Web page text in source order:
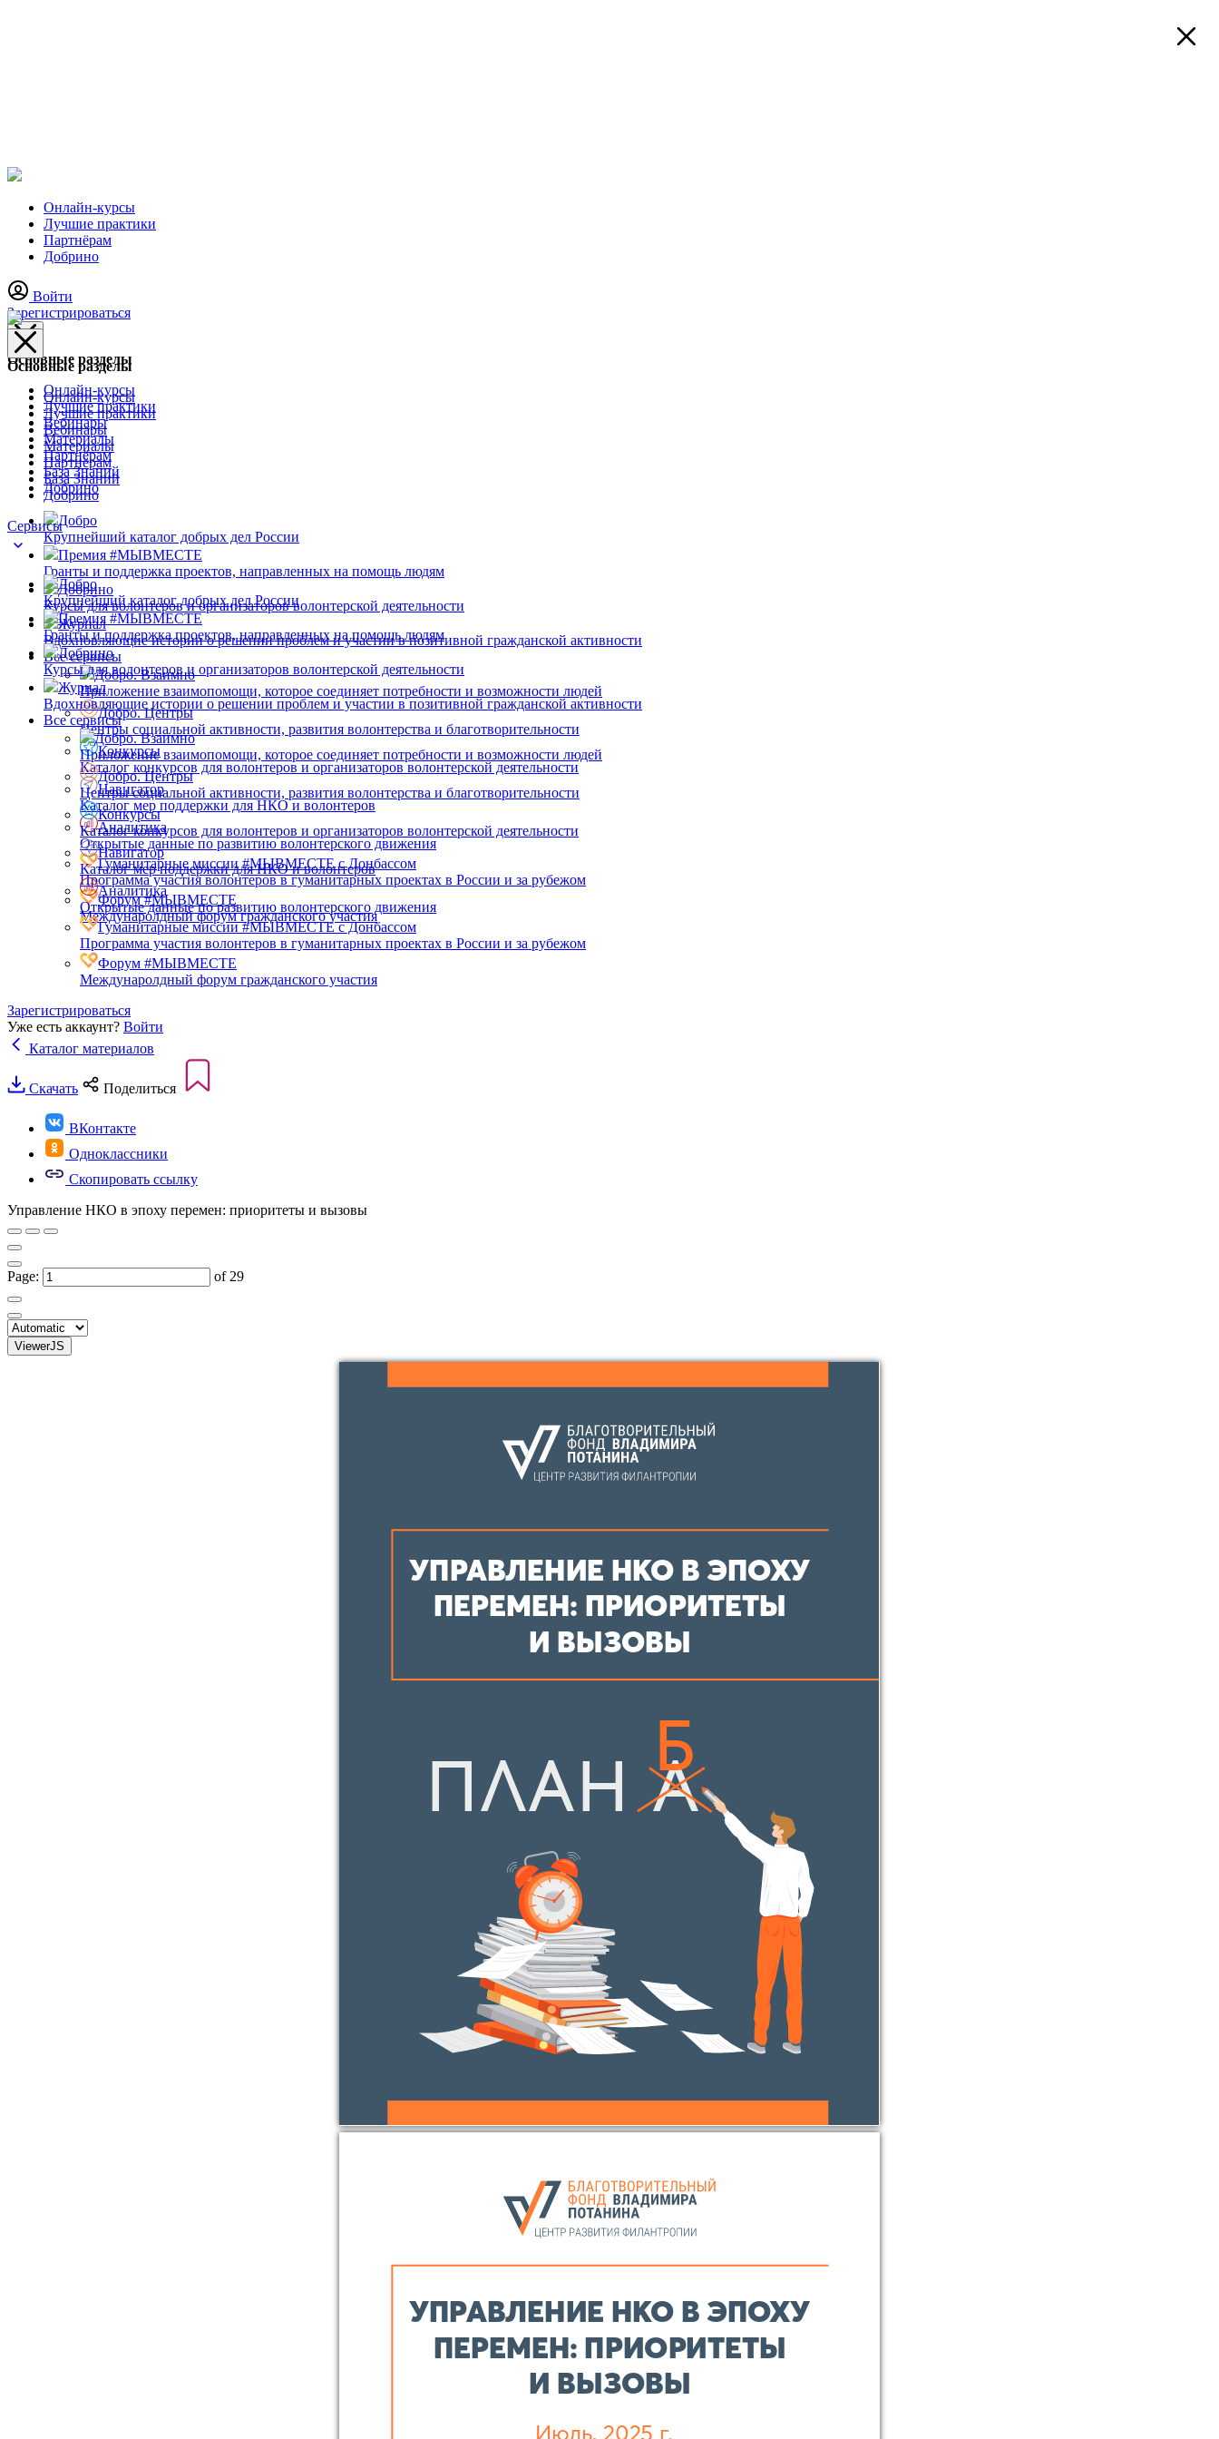
Онлайн-курсы
Лучшие практики
Партнёрам
Добрино
Войти
Зарегистрироваться
Основные разделы
Онлайн-курсы
Лучшие практики
Вебинары
Материалы
Партнёрам
База Знаний
Добрино
Добро
Крупнейший каталог добрых дел России
Премия #МЫВМЕСТЕ
Гранты и поддержка проектов, направленных на помощь людям
Добрино
Курсы для волонтеров и организаторов волонтерской деятельности
Журнал
Вдохновляющие истории о решении проблем и участии в позитивной гражданской активности
Все сервисы
Добро. Взаимно
Приложение взаимопомощи, которое соединяет потребности и возможности людей
Добро. Центры
Центры социальной активности, развития волонтерства и благотворительности
Конкурсы
Каталог конкурсов для волонтеров и организаторов волонтерской деятельности
Навигатор
Каталог мер поддержки для НКО и волонтеров
Аналитика
Открытые данные по развитию волонтерского движения
Гуманитарные миссии #МЫВМЕСТЕ с Донбассом
Программа участия волонтеров в гуманитарных проектах в России и за рубежом
Форум #МЫВМЕСТЕ
Междунаролдный форум гражданского участия
Основные разделы
Онлайн-курсы
Лучшие практики
Вебинары
Материалы
Партнёрам
База Знаний
Добрино
Сервисы
Добро
Крупнейший каталог добрых дел России
Премия #МЫВМЕСТЕ
Гранты и поддержка проектов, направленных на помощь людям
Добрино
Курсы для волонтеров и организаторов волонтерской деятельности
Журнал
Вдохновляющие истории о решении проблем и участии в позитивной гражданской активности
Все сервисы
Добро. Взаимно
Приложение взаимопомощи, которое соединяет потребности и возможности людей
Добро. Центры
Центры социальной активности, развития волонтерства и благотворительности
Конкурсы
Каталог конкурсов для волонтеров и организаторов волонтерской деятельности
Навигатор
Каталог мер поддержки для НКО и волонтеров
Аналитика
Открытые данные по развитию волонтерского движения
Гуманитарные миссии #МЫВМЕСТЕ с Донбассом
Программа участия волонтеров в гуманитарных проектах в России и за рубежом
Форум #МЫВМЕСТЕ
Междунаролдный форум гражданского участия
Зарегистрироваться
Уже есть аккаунт? Войти
Каталог материалов
Скачать Поделиться
ВКонтакте
Одноклассники
Скопировать ссылку
Управление НКО в эпоху перемен: приоритеты и вызовы
Page: of 29
ViewerJS
ПЛАН А
Б
УПРАВЛЕНИЕ НКО В ЭПОХУ
ПЕРЕМЕН: ПРИОРИТЕТЫ
И ВЫЗОВЫ
Июль, 2025 г.
УПРАВЛЕНИЕ НКО В ЭПОХУ
ПЕРЕМЕН: ПРИОРИТЕТЫ
И ВЫЗОВЫ